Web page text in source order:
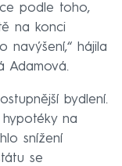
podle toho,
na konci
navýšení,“ hájila
Adamová.
bydlení.
na
snížení
se